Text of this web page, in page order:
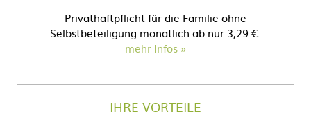
Privathaftpflicht für die Familie ohne
Selbstbeteiligung monatlich ab nur 3,29 €.
mehr Infos
IHRE VORTEILE